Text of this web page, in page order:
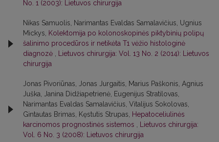
No. 1 (2003): Lietuvos chirurgija
Nikas Samuolis, Narimantas Evaldas Samalavičius, Ugnius
Mickys,
Kolektomija po kolonoskopinės piktybinių polipų
šalinimo procedūros ir netikėta T1 vėžio histologinė
diagnozė
Lietuvos chirurgija: Vol. 13 No. 2 (2014): Lietuvos
chirurgija
Jonas Pivoriūnas, Jonas Jurgaitis, Marius Paškonis, Agnius
Juška, Janina Didžiapetrienė, Eugenijus Stratilovas,
Narimantas Evaldas Samalavičius, Vitalijus Sokolovas,
Gintautas Brimas, Kęstutis Strupas,
Hepatoceliulinės
karcinomos prognostinės sistemos
Lietuvos chirurgija:
Vol. 6 No. 3 (2008): Lietuvos chirurgija